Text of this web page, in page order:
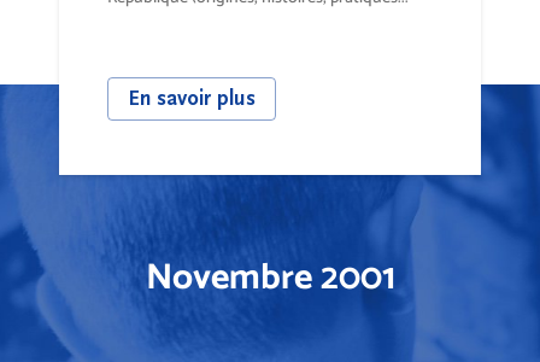
En savoir plus
Novembre 2001